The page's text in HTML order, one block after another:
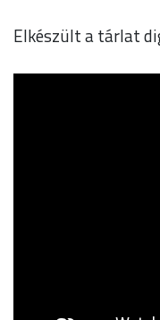
Elkészült a tárlat